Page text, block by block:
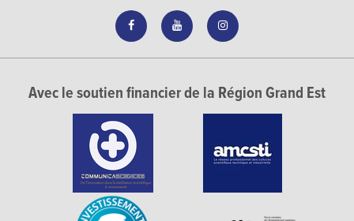
Avec le soutien financier de la Région Grand Est